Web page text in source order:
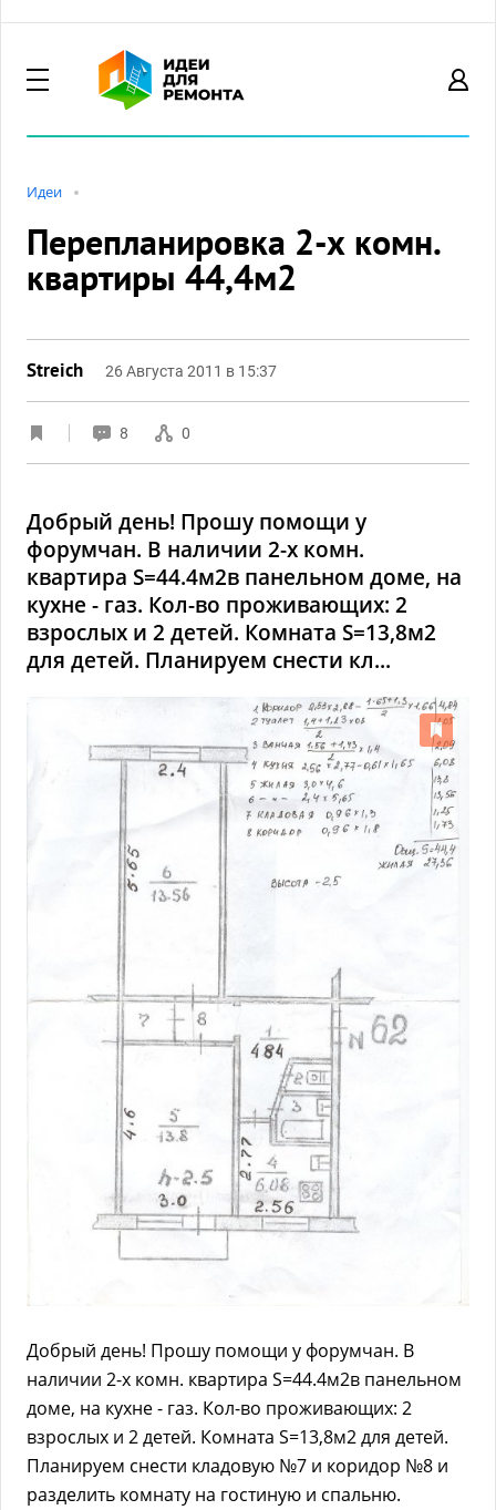
Идеи
Перепланировка 2-х комн.
квартиры 44,4м2
Streich 26 Августа 2011 в 15:37
8 0
Добрый день! Прошу помощи у
форумчан. В наличии 2-х комн.
квартира S=44.4м2в панельном доме, на
кухне - газ. Кол-во проживающих: 2
взрослых и 2 детей. Комната S=13,8м2
для детей. Планируем снести кл...
Добрый день! Прошу помощи у форумчан. В
наличии 2-х комн. квартира S=44.4м2в панельном
доме, на кухне - газ. Кол-во проживающих: 2
взрослых и 2 детей. Комната S=13,8м2 для детей.
Планируем снести кладовую №7 и коридор №8 и
разделить комнату на гостиную и спальню.